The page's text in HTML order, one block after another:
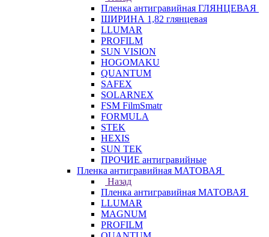
Пленка антигравийная ГЛЯНЦЕВАЯ
ШИРИНА 1,82 глянцевая
LLUMAR
PROFILM
SUN VISION
HOGOMAKU
QUANTUM
SAFEX
SOLARNEX
FSM FilmSmatr
FORMULA
STEK
HEXIS
SUN TEK
ПРОЧИЕ антигравийные
Пленка антигравийная МАТОВАЯ
Назад
Пленка антигравийная МАТОВАЯ
LLUMAR
MAGNUM
PROFILM